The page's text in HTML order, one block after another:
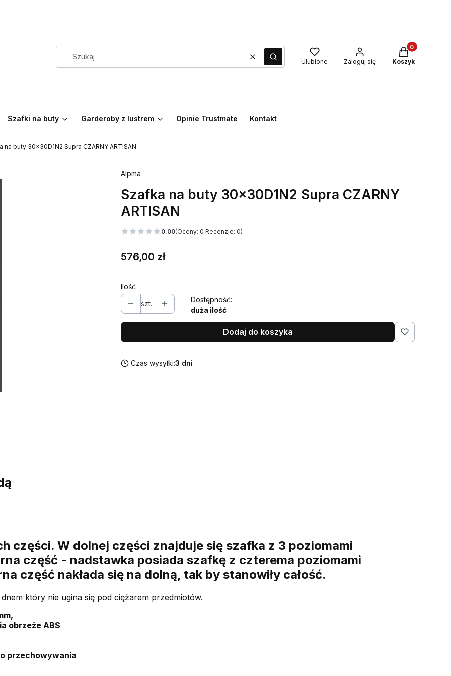
WyczyśćSzukaj Ulubione Zaloguj się
Produkty w
Koszyk
Szafki na buty Garderoby z lustrem Opinie Trustmate Kontakt
na buty 30x30D1N2 Supra CZARNY ARTISAN
Alpma
Szafka na buty 30x30D1N2 Supra CZARNY
ARTISAN
0.00(Oceny: 0 Recenzje: 0)
Cena
576,00 zł
Ilość
szt.
Dostępność:
duża ilość
Dodaj do koszyka
Czas wysyłki:3 dni
części. W dolnej części znajduje się szafka z 3 poziomami
część - nadstawka posiada szafkę z czterema poziomami
część nakłada się na dolną, tak by stanowiły całość.
który nie ugina się pod ciężarem przedmiotów.
obrzeże ABS
przechowywania